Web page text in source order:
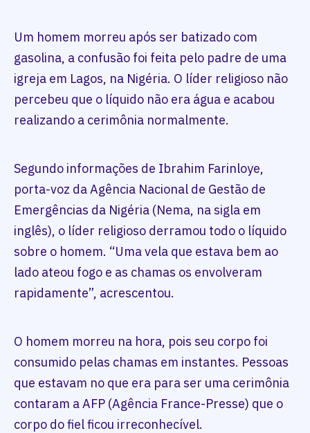
Um homem morreu após ser batizado com
gasolina, a confusão foi feita pelo padre de uma
igreja em Lagos, na Nigéria. O líder religioso não
percebeu que o líquido não era água e acabou
realizando a cerimônia normalmente.
Segundo informações de Ibrahim Farinloye,
porta-voz da Agência Nacional de Gestão de
Emergências da Nigéria (Nema, na sigla em
inglês), o líder religioso derramou todo o líquido
sobre o homem. “Uma vela que estava bem ao
lado ateou fogo e as chamas os envolveram
rapidamente”, acrescentou.
O homem morreu na hora, pois seu corpo foi
consumido pelas chamas em instantes. Pessoas
que estavam no que era para ser uma cerimônia
contaram a AFP (Agência France-Presse) que o
corpo do fiel ficou irreconhecível.